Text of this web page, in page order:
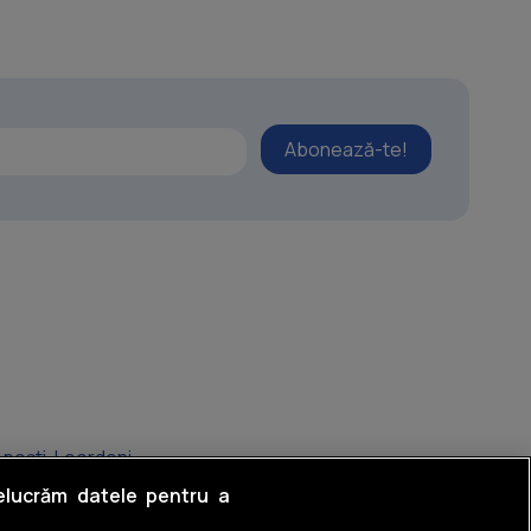
Abonează-te!
Leordeni
datele pentru a